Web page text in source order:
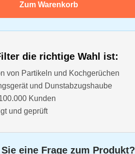
Zum Warenkorb
die richtige Wahl ist:
von Partikeln und Kochgerüchen
und Dunstabzugshaube
Kunden
und geprüft
Sie eine Frage zum Produkt?